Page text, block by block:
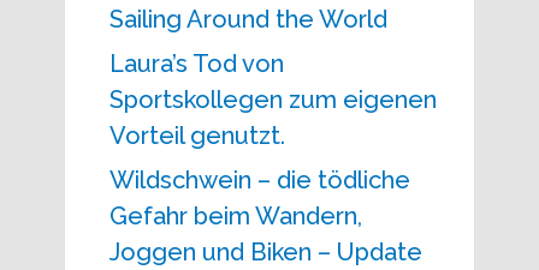
Sailing Around the World
Laura’s Tod von
Sportskollegen zum eigenen
Vorteil genutzt.
Wildschwein – die tödliche
Gefahr beim Wandern,
Joggen und Biken – Update